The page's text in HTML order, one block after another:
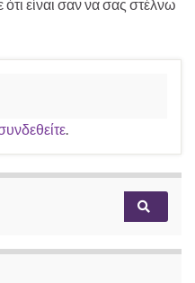
είναι σαν να σας στέλνω